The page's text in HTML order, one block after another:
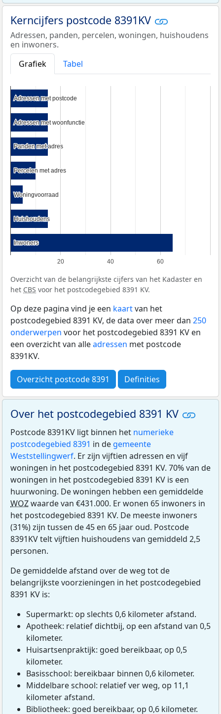
Kerncijfers postcode 8391KV
Adressen, panden, percelen, woningen, huishoudens
en inwoners.
Grafiek
Tabel
20 40 60
Adressen met postcode
Adressen met postcode
Adressen met woonfunctie
Adressen met woonfunctie
Panden met adres
Panden met adres
Percelen met adres
Percelen met adres
Woningvoorraad
Woningvoorraad
Huishoudens
Huishoudens
Inwoners
Inwoners
Overzicht van de belangrijkste cijfers van het Kadaster en
het CBS voor het postcodegebied 8391 KV.
Op deze pagina vind je een kaartvan het
postcodegebied 8391 KV, de data over meer dan 250
onderwerpen voor het postcodegebied 8391 KV en
een overzicht van alleadressen met postcode
8391KV.
Overzicht postcode 8391 Definities
Over het postcodegebied 8391 KV
Postcode 8391KV ligt binnen het numerieke
postcodegebied 8391 in de gemeente
Weststellingwerf. Er zijn vijftien adressen en vijf
woningen in het postcodegebied 8391 KV. 70% van de
woningen in het postcodegebied 8391 KV is een
huurwoning. De woningen hebben een gemiddelde
WOZwaarde van €431.000. Er wonen 65 inwoners in
het postcodegebied 8391 KV. De meeste inwoners
(31%) zijn tussen de 45 en 65 jaar oud. Postcode
8391KV telt vijftien huishoudens van gemiddeld 2,5
personen.
De gemiddelde afstand over de weg tot de
belangrijkste voorzieningen in het postcodegebied
8391 KV is:
Supermarkt: op slechts 0,6 kilometer afstand.
Apotheek: relatief dichtbij, op een afstand van 0,5
kilometer.
Huisartsenpraktijk: goed bereikbaar, op 0,5
kilometer.
Basisschool: bereikbaar binnen 0,6 kilometer.
Middelbare school: relatief ver weg, op 11,1
kilometer afstand.
Bibliotheek: goed bereikbaar, op 0,6 kilometer.